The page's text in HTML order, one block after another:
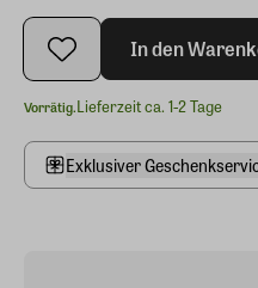
In den
Vorrätig.Lieferzeit ca. 1-2 Tage
Exklusiver